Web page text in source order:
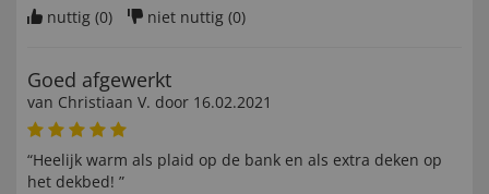
nuttig (0) niet nuttig (0)
Goed afgewerkt
van Christiaan V. door 16.02.2021
“Heelijk warm als plaid op de bank en als extra deken op
het dekbed! ”